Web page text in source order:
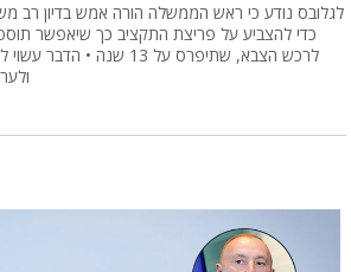
לגלובס נודע כי ראש הממשלה הורה אמש בדיון רב
לרכש הצבא, שתיפרס על 13